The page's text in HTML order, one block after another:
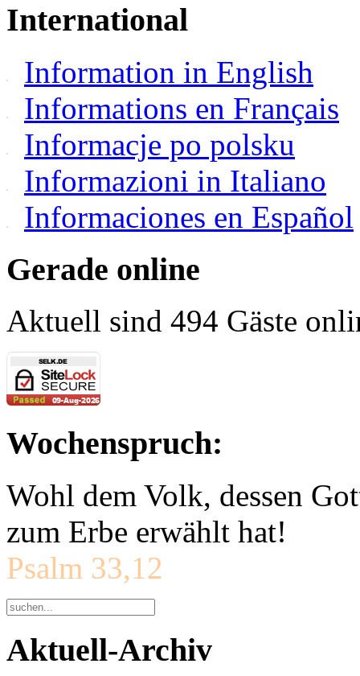
International
Information in English
Informations en Français
Informacje po polsku
Informazioni in Italiano
Informaciones en Español
Gerade online
Aktuell sind 494 Gäste
Wochenspruch:
Wohl dem Volk, dessen
zum Erbe erwählt hat!
Psalm 33,12
Aktuell-Archiv